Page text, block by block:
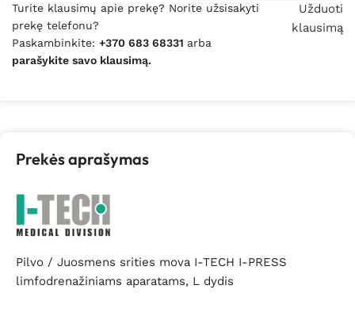
Turite klausimų apie prekę? Norite užsisakyti
prekę telefonu?
Paskambinkite: +370 683 68331 arba
parašykite savo klausimą.
Užduoti
klausimą
Prekės aprašymas
Pilvo / Juosmens srities mova I-TECH I-PRESS
limfodrenažiniams aparatams, L dydis